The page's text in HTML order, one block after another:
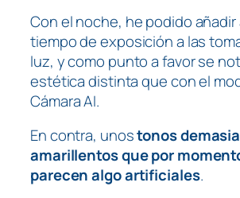
Con el noche, he podido añadir
tiempo de exposición a las
luz, y como punto a favor se
estética distinta que con el
Cámara AI.
En contra, unostonos
amarillentos que por
parecen algo artificiales.